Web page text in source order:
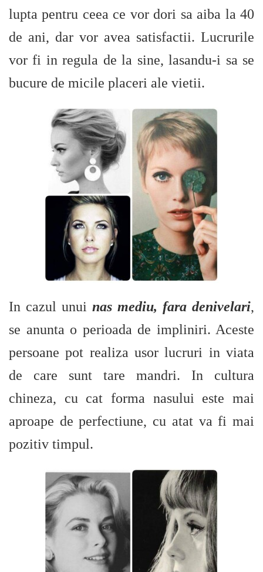
lupta pentru ceea ce vor dori sa aiba la 40
de ani, dar vor avea satisfactii. Lucrurile
vor fi in regula de la sine, lasandu-i sa se
bucure de micile placeri ale vietii.
In cazul unui nas mediu, fara denivelari,
se anunta o perioada de impliniri. Aceste
persoane pot realiza usor lucruri in viata
de care sunt tare mandri. In cultura
chineza, cu cat forma nasului este mai
aproape de perfectiune, cu atat va fi mai
pozitiv timpul.